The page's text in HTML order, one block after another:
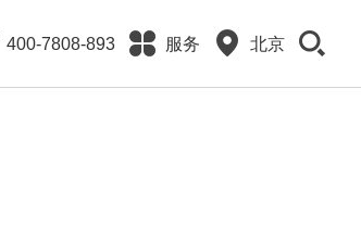
400-7808-893 服务 北京